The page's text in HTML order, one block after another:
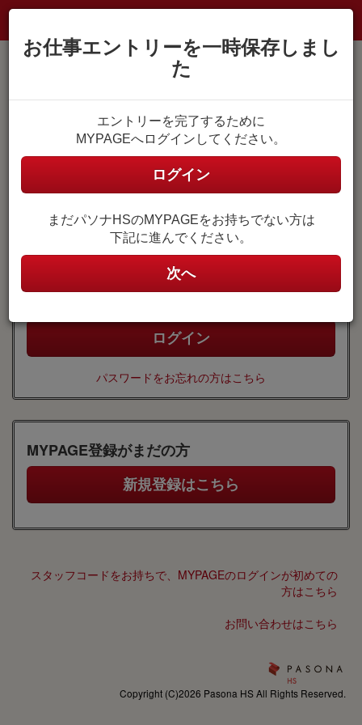
MYPAGE登録がお済みの方
MYPAGEにログイン
ユーザ名
(メールアドレス)
ユーザ名はご自身で設定したメールアドレスです。
パスワード
パスワードをお忘れの方はこちら
MYPAGE登録がまだの方
スタッフコードをお持ちで、MYPAGEのログインが初めての
方はこちら
お問い合わせはこちら
お仕事エントリーを一時保存しまし
た
エントリーを完了するために
MYPAGEへログインしてください。
ログイン
まだパソナHSのMYPAGEをお持ちでない方は
下記に進んでください。
次へ
Copyright (C)2026 Pasona HS All Rights Reserved.